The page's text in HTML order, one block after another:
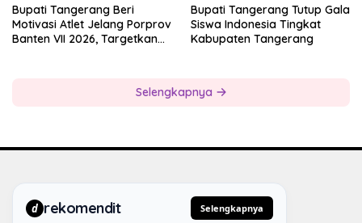
Bupati Tangerang Beri
Motivasi Atlet Jelang Porprov
Banten VII 2026, Targetkan
Bupati Tangerang Tutup Gala
Siswa Indonesia Tingkat
Kabupaten Tangerang
Selengkapnya
d rekomendit Selengkapnya